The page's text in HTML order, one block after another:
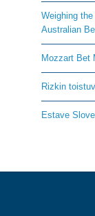
Weighing
Australian
Mozzart Bet
Rizkin
Estave